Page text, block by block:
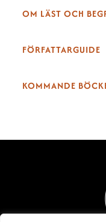
OM LÄST OCH
FÖRFATTARGUIDE
KOMMANDE